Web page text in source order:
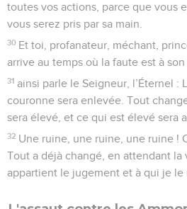
toutes vos actions, parce que vous
vous serez pris par sa main.
30 Et toi, profanateur, méchant,
arrive au temps où la faute est à
31 ainsi parle le Seigneur, l’Éternel :
couronne sera enlevée. Tout
sera élevé, et ce qui est élevé sera
32 Une ruine, une ruine, une ruine !
Tout a déjà changé, en attendant la
appartient le jugement et à qui je le